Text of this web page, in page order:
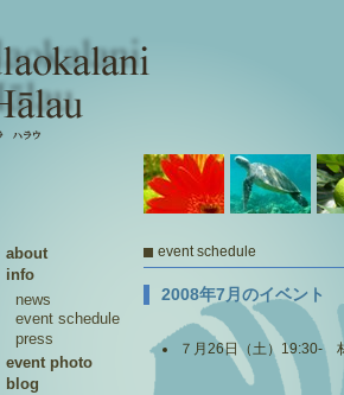
event schedule
2008年7月のイベント
７月26日（土）19:30-
about
info
news
event schedule
press
event photo
blog